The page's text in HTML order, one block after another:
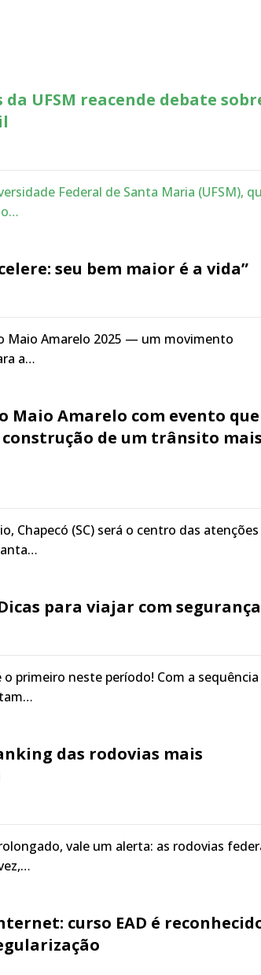
UFSM reacende debate
Federal de Santa Maria (UFSM),
seu bem maior é a vida”
Maio Amarelo 2025 — um movimento
a…
Maio Amarelo com evento que
construção de um trânsito
Chapecó (SC) será o centro das
para viajar com segurança
primeiro neste período! Com a
das rodovias mais
vale um alerta: as rodovias
curso EAD é